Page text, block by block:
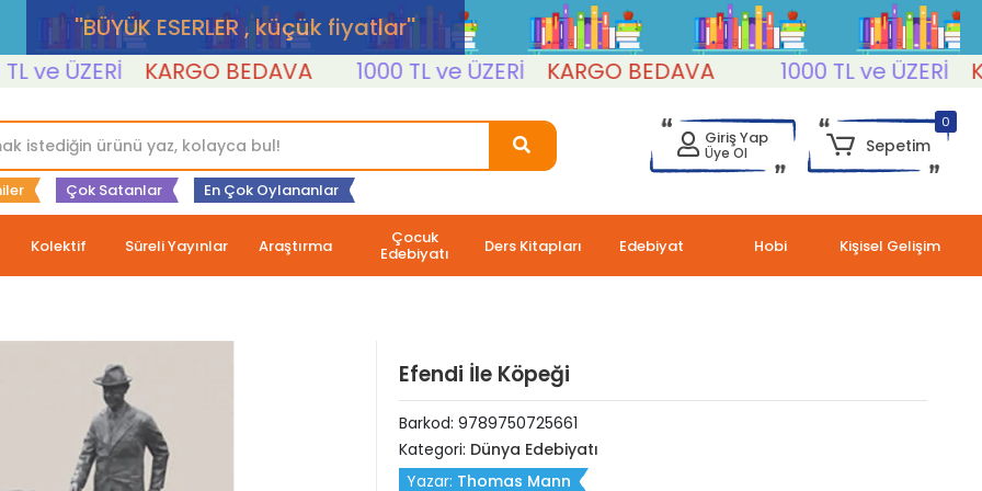
''BÜYÜK ESERLER , küçük fiyatlar''
ÜZERİ KARGO BEDAVA 1000 TL ve ÜZERİ KARGO BEDAVA 1000 TL ve ÜZERİ
Çok Satanlar En Çok Oylananlar
Giriş Yap
Üye Ol
0
Sepetim
Kolektif Süreli Yayınlar Araştırma Çocuk
Edebiyatı Ders Kitapları Edebiyat Hobi Kişisel Gelişim
Efendi İle Köpeği
Barkod: 9789750725661
Kategori: Dünya Edebiyatı
Yazar: Thomas Mann